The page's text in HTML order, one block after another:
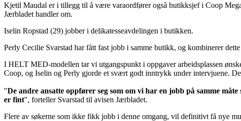
Kjetil Maudal er i tillegg til å være varaordfører også butikksjef i Coop
Jærbladet handler om.
Iselin Ropstad (29) jobber i delikatesseavdelingen i butikken.
Perly Cecilie Svarstad har fått fast jobb i samme butikk, og kombinerer
I HELT MED-modellen tar vi utgangspunkt i oppgaver arbeidsplassen
Coop, og Iselin og Perly gjorde et svært godt inntrykk under intervjuene.
"De andre ansatte oppfører seg som om vi har en jobb på samme
er fint", forteller Svarstad til avisen Jærbladet.
Flere av søkerne som ikke fikk jobb i denne omgang, vil definitivt få nye